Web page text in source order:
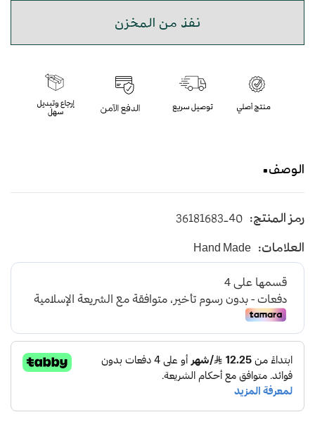
نفذ من المخزن
الوصف
يأتي بأرضية متوسطة الإرتفاع باللون البني
و طبقة اسفنجية عالية الجودة لتعطي شعور بالراحة
ومقاومة الإنزلاق و التآكل
رمز المنتج: 36181683-40
العلامات: Hand Made